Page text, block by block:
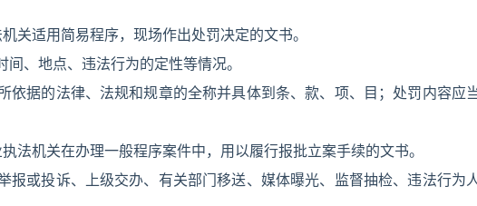
关适用简易程序，现场作出处罚决定的文书。
、地点、违法行为的定性等情况。
依据的法律、法规和规章的全称并具体到条、款、项、目；处罚内容应
法机关在办理一般程序案件中，用以履行报批立案手续的文书。
报或投诉、上级交办、有关部门移送、媒体曝光、监督抽检、违法行为